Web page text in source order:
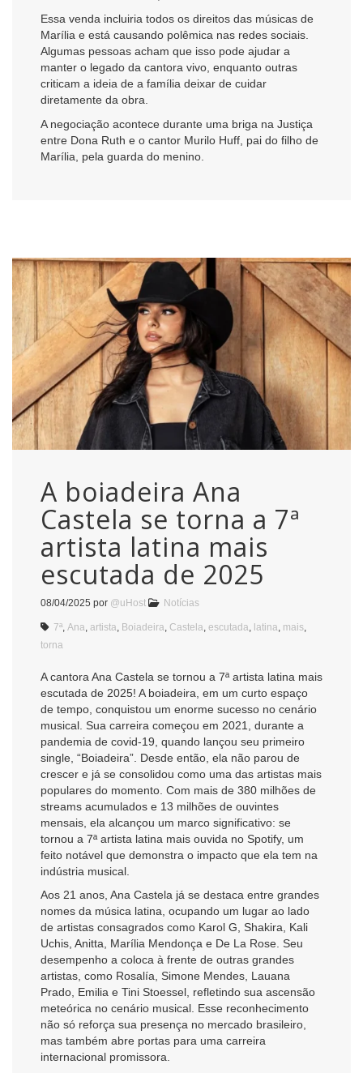
Essa venda incluiria todos os direitos das músicas de
Marília e está causando polêmica nas redes sociais.
Algumas pessoas acham que isso pode ajudar a
manter o legado da cantora vivo, enquanto outras
criticam a ideia de a família deixar de cuidar
diretamente da obra.
A negociação acontece durante uma briga na Justiça
entre Dona Ruth e o cantor Murilo Huff, pai do filho de
Marília, pela guarda do menino.
A boiadeira Ana
Castela se torna a 7ª
artista latina mais
escutada de 2025
08/04/2025 por @uHost Notícias
7ª Ana artista Boiadeira Castela escutada latina mais
torna
A cantora Ana Castela se tornou a 7ª artista latina mais
escutada de 2025! A boiadeira, em um curto espaço
de tempo, conquistou um enorme sucesso no cenário
musical. Sua carreira começou em 2021, durante a
pandemia de covid-19, quando lançou seu primeiro
single, “Boiadeira”. Desde então, ela não parou de
crescer e já se consolidou como uma das artistas mais
populares do momento. Com mais de 380 milhões de
streams acumulados e 13 milhões de ouvintes
mensais, ela alcançou um marco significativo: se
tornou a 7ª artista latina mais ouvida no Spotify, um
feito notável que demonstra o impacto que ela tem na
indústria musical.
Aos 21 anos, Ana Castela já se destaca entre grandes
nomes da música latina, ocupando um lugar ao lado
de artistas consagrados como Karol G, Shakira, Kali
Uchis, Anitta, Marília Mendonça e De La Rose. Seu
desempenho a coloca à frente de outras grandes
artistas, como Rosalía, Simone Mendes, Lauana
Prado, Emilia e Tini Stoessel, refletindo sua ascensão
meteórica no cenário musical. Esse reconhecimento
não só reforça sua presença no mercado brasileiro,
mas também abre portas para uma carreira
internacional promissora.